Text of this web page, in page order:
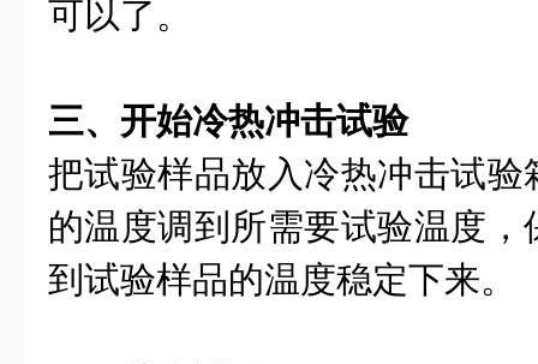
可以了。
三、开始冷热冲击试验
把试验样品放入冷热冲击试
的温度调到所需要试验温度
到试验样品的温度稳定下来。